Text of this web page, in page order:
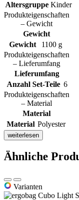
Altersgruppe Kinder
Produkteigenschaften
– Gewicht
Gewicht
Gewicht
1100 g
Produkteigenschaften
– Lieferumfang
Lieferumfang
Anzahl Set-Teile 6
Produkteigenschaften
– Material
Material
Material Polyester
weiterlesen
Ähnliche
Varianten